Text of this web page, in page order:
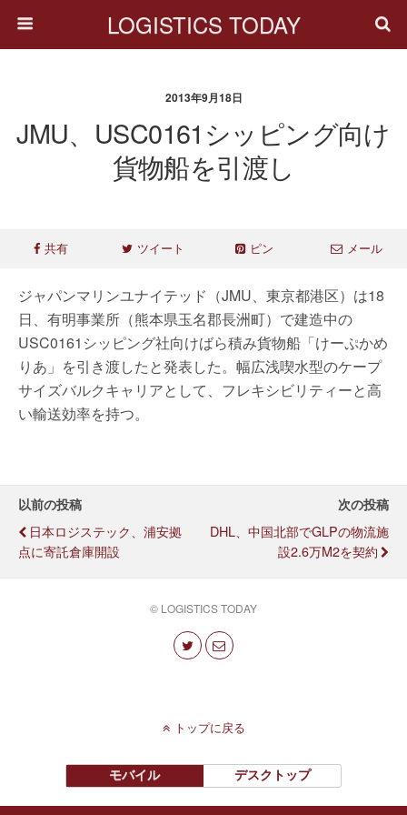
LOGISTICS TODAY
2013年9月18日
JMU、USC0161シッピング向け
貨物船を引渡し
共有 ツイート ピン メール
ジャパンマリンユナイテッド（JMU、東京都港区）は18
日、有明事業所（熊本県玉名郡長洲町）で建造中の
USC0161シッピング社向けばら積み貨物船「けーぷかめ
りあ」を引き渡したと発表した。幅広浅喫水型のケープ
サイズバルクキャリアとして、フレキシビリティーと高
い輸送効率を持つ。
以前の投稿
日本ロジステック、浦安拠
点に寄託倉庫開設
次の投稿
DHL、中国北部でGLPの物流施
設2.6万m2を契約
© LOGISTICS TODAY
トップに戻る
モバイル デスクトップ